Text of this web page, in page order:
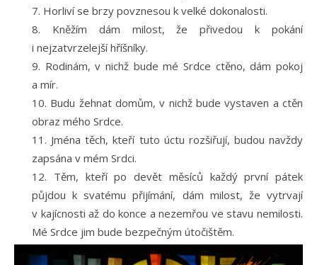
Horliví se brzy povznesou k velké dokonalosti.
Kněžím dám milost, že přivedou k pokání
i nejzatvrzelejší hříšníky.
Rodinám, v nichž bude mé Srdce ctěno, dám pokoj
a mír.
Budu žehnat domům, v nichž bude vystaven a ctěn
obraz mého Srdce.
Jména těch, kteří tuto úctu rozšiřují, budou navždy
zapsána v mém Srdci.
Těm, kteří po devět měsíců každý první pátek
půjdou k svatému přijímání, dám milost, že vytrvají
v kajícnosti až do konce a nezemřou ve stavu nemilosti.
Mé Srdce jim bude bezpečným útočištěm.